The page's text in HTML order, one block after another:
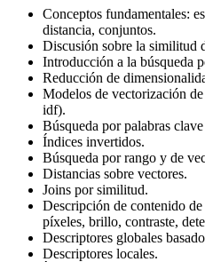
Conceptos fundamentales:
distancia, conjuntos.
Discusión sobre la similitud
Introducción a la búsqueda
Reducción de
Modelos de vectorización
idf).
Búsqueda por palabras
Índices invertidos.
Búsqueda por rango y de
Distancias sobre vectores.
Joins por similitud.
Descripción de contenido
píxeles, brillo, contraste,
Descriptores globales
Descriptores locales.